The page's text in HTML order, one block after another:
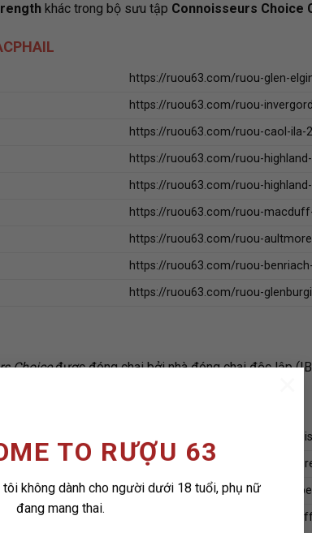
TO RƯỢU 63
không dành cho người dưới 18 tuổi, phụ nữ
đang mang thai.
khác trong bộ sưu tập Connoisseurs Choice
https://ruou63.com/ruou-glen-
https://ruou63.com/ruou-
https://ruou63.com/ruou-caol-ila-
https://ruou63.com/ruou-
https://ruou63.com/ruou-
https://ruou63.com/ruou-
https://ruou63.com/ruou-
https://ruou63.com/ruou-
https://ruou63.com/ruou-
Choiceđược đóng chai bởi nhà đóng chai độc lập
https://ruou63.com/ruou-
https://ruou63.com/ruou-
https://ruou63.com/ruou-glen-
https://ruou63.com/ruou-